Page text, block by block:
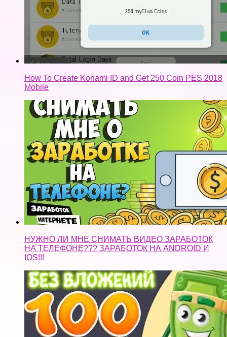
How To Create Konami ID and Get 250 Coin PES 2018
Mobile
НУЖНО ЛИ МНЕ СНИМАТЬ ВИДЕО ЗАРАБОТОК
НА ТЕЛЕФОНЕ??? ЗАРАБОТОК НА ANDROID И
IOS!!!